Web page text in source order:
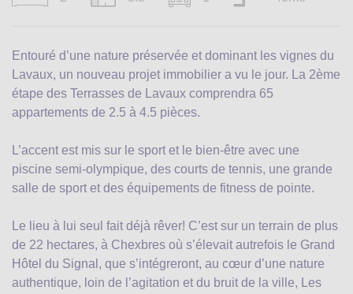
Entouré d’une nature préservée et dominant les vignes du
Lavaux, un nouveau projet immobilier a vu le jour. La 2ème
étape des Terrasses de Lavaux comprendra 65
appartements de 2.5 à 4.5 pièces.
L’accent est mis sur le sport et le bien-être avec une
piscine semi-olympique, des courts de tennis, une grande
salle de sport et des équipements de fitness de pointe.
Le lieu à lui seul fait déjà rêver! C’est sur un terrain de plus
de 22 hectares, à Chexbres où s’élevait autrefois le Grand
Hôtel du Signal, que s’intégreront, au cœur d’une nature
authentique, loin de l’agitation et du bruit de la ville, Les